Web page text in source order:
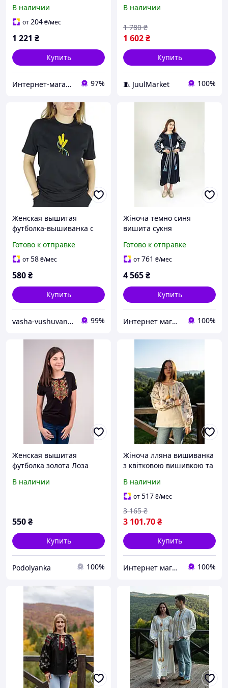
В наличии
от204₴/мес
1 221 ₴
Купить
Интернет-магазин «Omoda» 97%
цветочной вышивкой
В наличии
1 602₴
1 780 ₴
Купить
🧵 JuulMarket 100%
Женская вышитая
футболка-вышиванка с
Готово к отправке
от58₴/мес
580₴
Купить
vasha-vushuvanka 99%
Жіноча темно синя
вишита сукня
Готово к отправке
от761 ₴/мес
4 565₴
Купить
Интернет магазин "EtnoVyshуvka" 100%
Женская вышитая
футболка золота Лоза
В наличии
550₴
Купить
Podolyanka 100%
Жіноча лляна вишиванка
з квітковою вишивкою та
В наличии
от517₴/мес
3 101.70₴
3 165 ₴
Купить
Интернет магазин "EtnoVyshуvka" 100%